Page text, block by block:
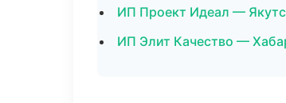
ИП Проект Идеал —
ИП Элит Качество —